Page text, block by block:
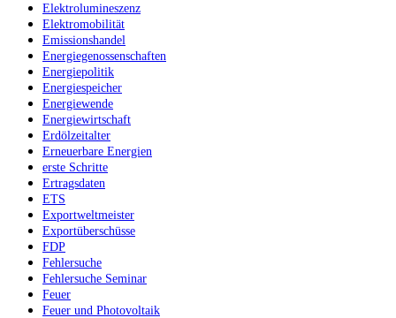
Elektrolumineszenz
Elektromobilität
Emissionshandel
Energiegenossenschaften
Energiepolitik
Energiespeicher
Energiewende
Energiewirtschaft
Erdölzeitalter
Erneuerbare Energien
erste Schritte
Ertragsdaten
ETS
Exportweltmeister
Exportüberschüsse
FDP
Fehlersuche
Fehlersuche Seminar
Feuer
Feuer und Photovoltaik